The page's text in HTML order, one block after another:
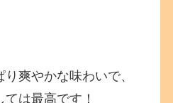
爽やかな味わいで、
は最高です！